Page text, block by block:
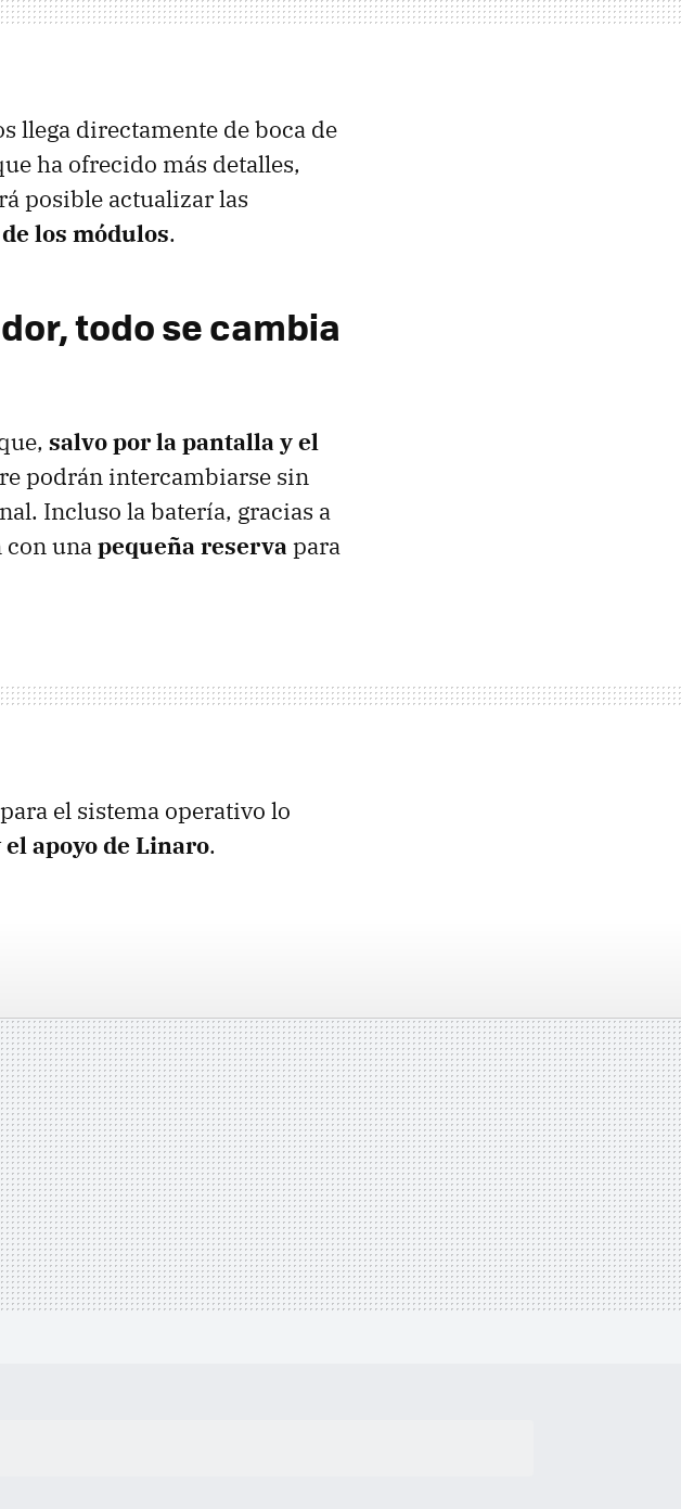
llega directamente de boca de
ha ofrecido más detalles,
posible actualizar las
los módulos.
todo se cambia
salvo por la pantalla y el
podrán intercambiarse sin
Incluso la batería, gracias a
con unapequeña reserva para
el sistema operativo lo
el apoyo de Linaro.